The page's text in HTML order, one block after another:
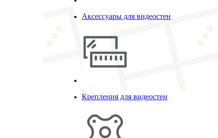
Аксессуары для видеостен
Крепления для видеостен